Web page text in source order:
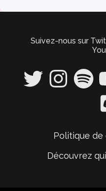
Suivez-nous sur
Twitter InstagramSpotify
Politique
Découvrez